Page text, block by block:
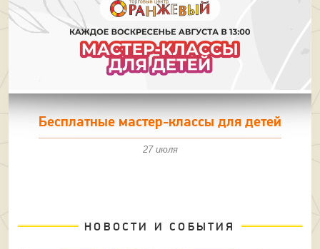
Бесплатные мастер-классы для детей
27 июля
НОВОСТИ И СОБЫТИЯ